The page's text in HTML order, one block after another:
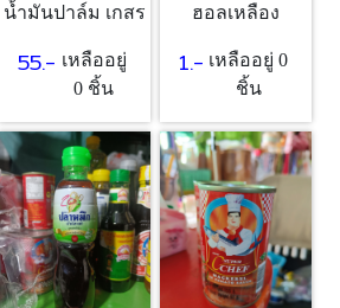
น้ำมันปาล์ม เกสร
55.- เหลืออยู่
0 ชิ้น
ฮอลเหลือง
1.- เหลืออยู่ 0
ชิ้น